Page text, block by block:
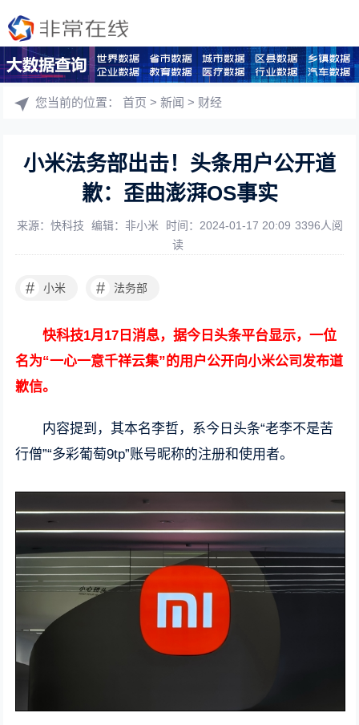
您当前的位置：首页 >新闻 > 财经
小米法务部出击！头条用户公开道
歉：歪曲澎湃OS事实
来源：快科技 编辑：非小米 时间：2024-01-17 20:09 3396人阅
读
# 小米 # 法务部
快科技1月17日消息，据今日头条平台显示，一位
名为“一心一意千祥云集”的用户公开向小米公司发布道
歉信。
内容提到，其本名李哲，系今日头条“老李不是苦
行僧”“多彩葡萄9tp”账号昵称的注册和使用者。